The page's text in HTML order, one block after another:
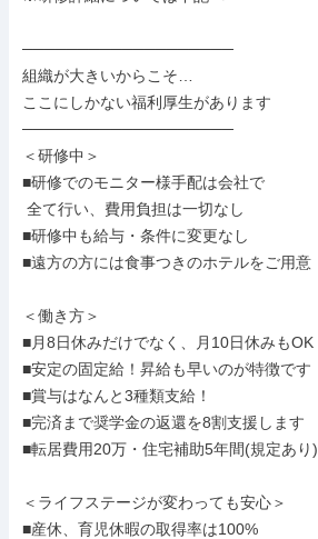
───────────────────
組織が大きいからこそ…
ここにしかない福利厚生があります
───────────────────
＜研修中＞
■研修でのモニター様手配は会社で
■研修中も給与・条件に変更なし
■遠方の方には食事つきのホテルをご用意
＜働き方＞
■月8日休みだけでなく、月10日休みもOK
■安定の固定給！昇給も早いのが特徴です
■賞与はなんと3種類支給！
■完済まで奨学金の返還を8割支援します
■転居費用20万・住宅補助5年間(規定あり)
＜ライフステージが変わっても安心＞
■産休、育児休暇の取得率は100%